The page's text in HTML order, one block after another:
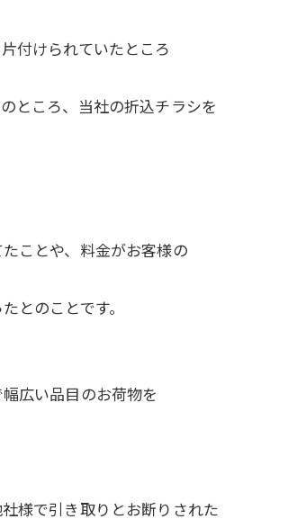
付けられていたところ
ところ、当社の折込チラシを
ことや、料金がお客様の
とのことです。
広い品目のお荷物を
様で引き取りとお断りされた